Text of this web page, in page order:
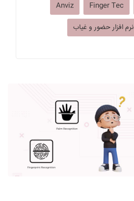
Finger Tec
Anviz
نرم افزار حضور و غیاب